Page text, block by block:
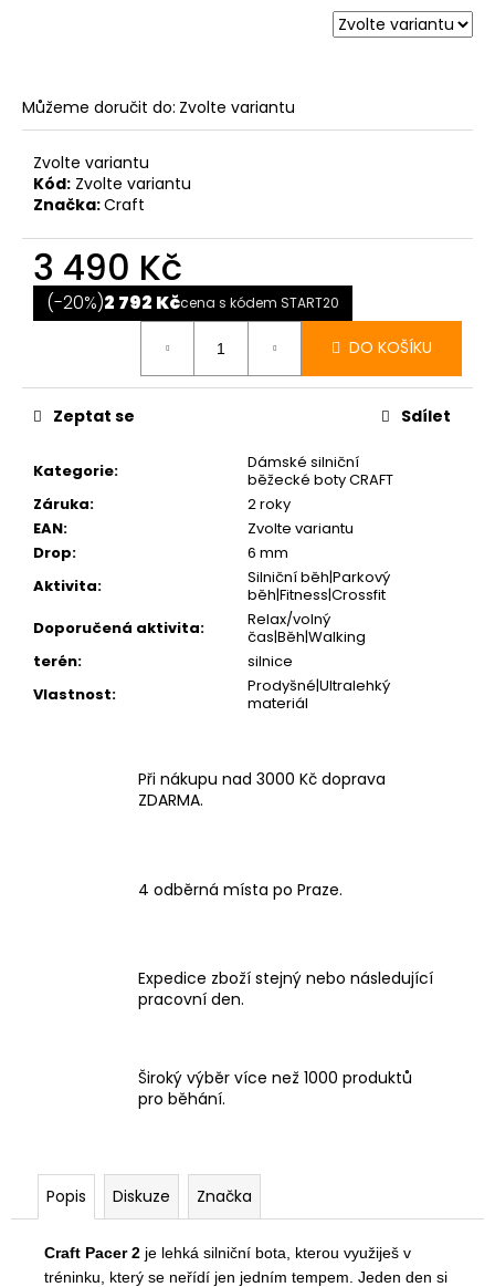
Můžeme doručit do: Zvolte variantu
Zvolte variantu
Kód: Zvolte variantu
Značka:Craft
3 490 Kč
cena:
(-20%)2 792 Kčcena s kódem START20
DO KOŠÍKU
Kategorie:
Dámské silniční
běžecké boty CRAFT
Záruka:
2 roky
EAN:
Zvolte variantu
Drop:
6 mm
Aktivita:
Silniční běh|Parkový
běh|Fitness|Crossfit
Doporučená aktivita:
Relax/volný
čas|Běh|Walking
terén:
silnice
Vlastnost:
Prodyšné|Ultralehký
materiál
Zeptat se Sdílet
Při nákupu nad 3000 Kč doprava
ZDARMA.
4 odběrná místa po Praze.
Expedice zboží stejný nebo následující
pracovní den.
Široký výběr více než 1000 produktů
pro běhání.
Popis Diskuze Značka
Craft Pacer 2 je lehká silniční bota, kterou využiješ v
tréninku, který se neřídí jen jedním tempem. Jeden den si
BOTY
CRAFT
PURE
TRAIL
PRO
290